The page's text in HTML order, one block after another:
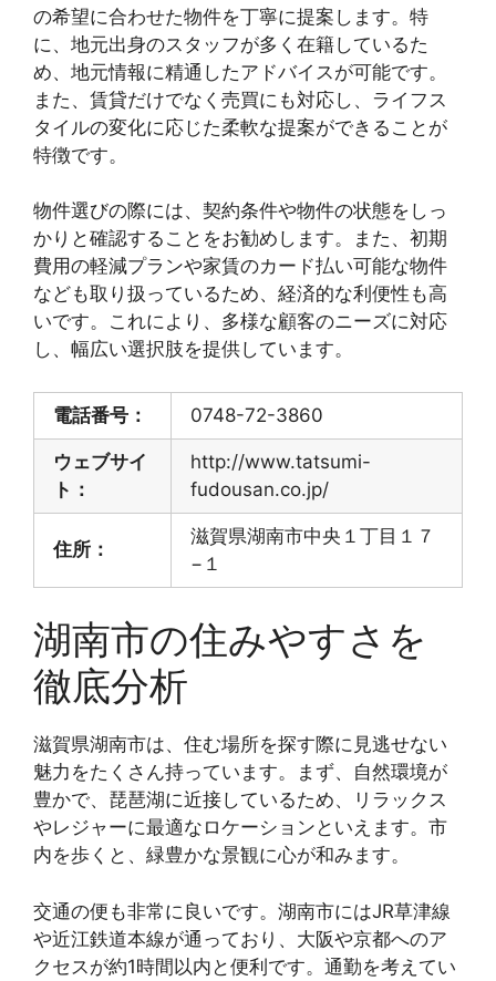
の希望に合わせた物件を丁寧に提案します。特
に、地元出身のスタッフが多く在籍しているた
め、地元情報に精通したアドバイスが可能です。
また、賃貸だけでなく売買にも対応し、ライフス
タイルの変化に応じた柔軟な提案ができることが
特徴です。
物件選びの際には、契約条件や物件の状態をしっ
かりと確認することをお勧めします。また、初期
費用の軽減プランや家賃のカード払い可能な物件
なども取り扱っているため、経済的な利便性も高
いです。これにより、多様な顧客のニーズに対応
し、幅広い選択肢を提供しています。
電話番号： 0748-72-3860
ウェブサイ
ト：
http://www.tatsumi-
fudousan.co.jp/
住所：
滋賀県湖南市中央１丁目１７
−１
湖南市の住みやすさを
徹底分析
滋賀県湖南市は、住む場所を探す際に見逃せない
魅力をたくさん持っています。まず、自然環境が
豊かで、琵琶湖に近接しているため、リラックス
やレジャーに最適なロケーションといえます。市
内を歩くと、緑豊かな景観に心が和みます。
交通の便も非常に良いです。湖南市にはJR草津線
や近江鉄道本線が通っており、大阪や京都へのア
クセスが約1時間以内と便利です。通勤を考えてい